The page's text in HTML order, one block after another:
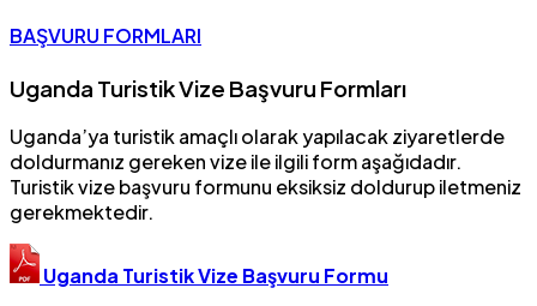
BAŞVURU FORMLARI
Uganda Turistik Vize Başvuru Formları
Uganda’ya turistik amaçlı olarak yapılacak ziyaretlerde
doldurmanız gereken vize ile ilgili form aşağıdadır.
Turistik vize başvuru formunu eksiksiz doldurup iletmeniz
gerekmektedir.
Uganda Turistik Vize Başvuru Formu